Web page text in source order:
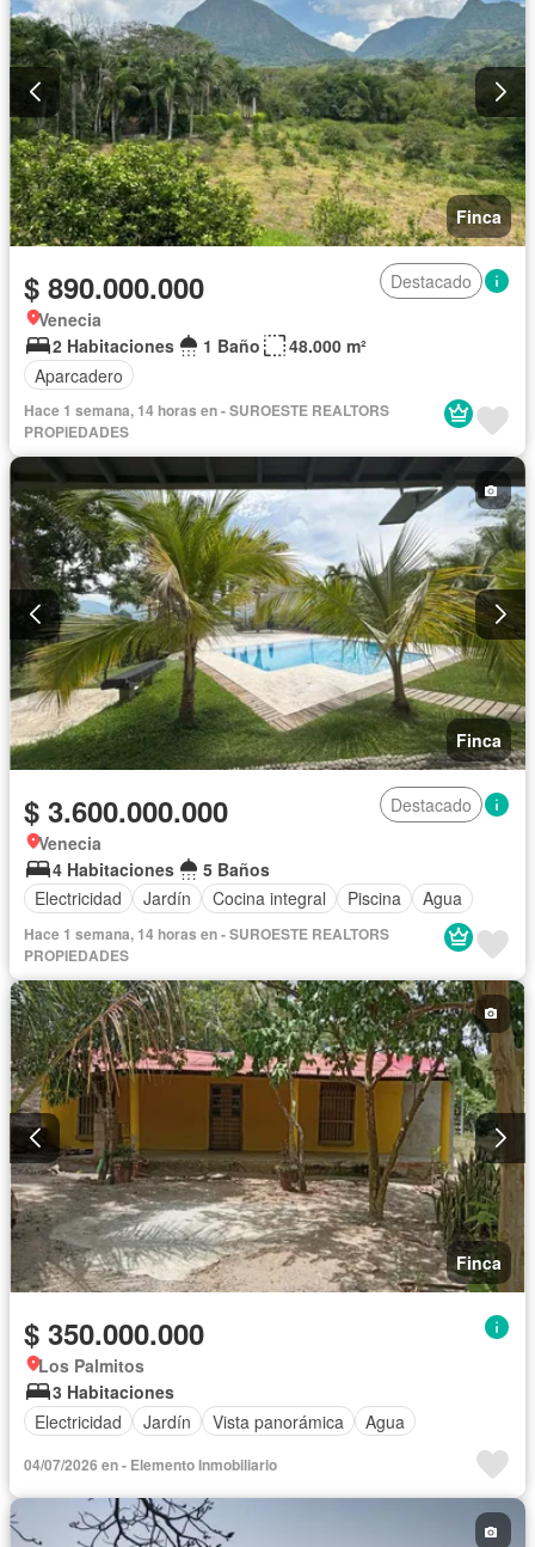
Finca
$ 890.000.000
Destacado
Venecia
2 Habitaciones
1 Baño
48.000 m²
Aparcadero
Hace 1 semana, 14 horas en - SUROESTE REALTORS
PROPIEDADES
Finca
$ 3.600.000.000
Destacado
Venecia
4 Habitaciones
5 Baños
Electricidad
Jardín Cocina integral Piscina Agua
Hace 1 semana, 14 horas en - SUROESTE REALTORS
PROPIEDADES
Finca
$ 350.000.000
Los Palmitos
3 Habitaciones
Electricidad
Jardín Vista panorámica Agua
04/07/2026 en - Elemento Inmobiliario